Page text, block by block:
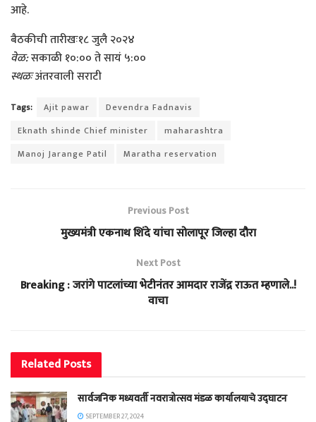
आहे.
बैठकीची तारीखः१८ जुलै २०२४
वेळ:सकाळी १०:०० ते सायं ५:००
स्थळःअंतरवाली सराटी
Tags: Ajit pawar
Devendra Fadnavis
Eknath shinde Chief minister
maharashtra
Manoj Jarange Patil
Maratha reservation
Previous Post
मुख्यमंत्री एकनाथ शिंदे यांचा सोलापूर जिल्हा दौरा
Next Post
Breaking : जरांगे पाटलांच्या भेटीनंतर आमदार राजेंद्र राऊत म्हणाले..!
वाचा
RelatedPosts
सार्वजनिक मध्यवर्ती नवरात्रोत्सव मंडळ कार्यालयाचे उद्घाटन
SEPTEMBER 27, 2024